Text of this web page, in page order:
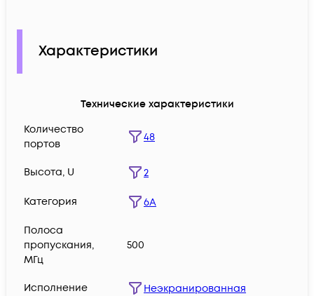
Характеристики
Технические характеристики
Количество
портов
48
Высота, U 2
Категория 6А
Полоса
пропускания,
МГц
500
Исполнение Неэкранированная